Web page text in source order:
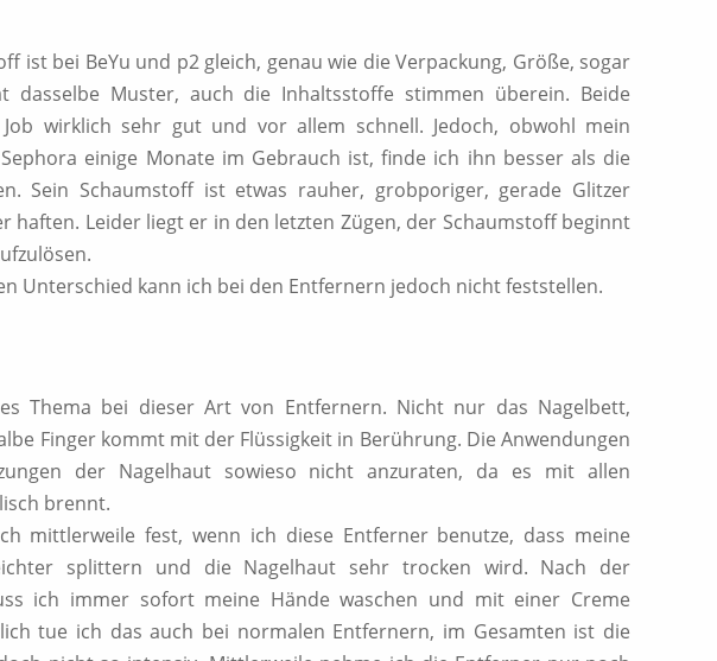
ist bei BeYu und p2 gleich, genau wie die Verpackung, Größe, sogar
dasselbe Muster, auch die Inhaltsstoffe stimmen überein. Beide
wirklich sehr gut und vor allem schnell. Jedoch, obwohl mein
einige Monate im Gebrauch ist, finde ich ihn besser als die
Sein Schaumstoff ist etwas rauher, grobporiger, gerade Glitzer
haften. Leider liegt er in den letzten Zügen, der Schaumstoff beginnt
Unterschied kann ich bei den Entfernern jedoch nicht feststellen.
Thema bei dieser Art von Entfernern. Nicht nur das Nagelbett,
Finger kommt mit der Flüssigkeit in Berührung. Die Anwendungen
der Nagelhaut sowieso nicht anzuraten, da es mit allen
brennt.
mittlerweile fest, wenn ich diese Entferner benutze, dass meine
splittern und die Nagelhaut sehr trocken wird. Nach der
ich immer sofort meine Hände waschen und mit einer Creme
tue ich das auch bei normalen Entfernern, im Gesamten ist die